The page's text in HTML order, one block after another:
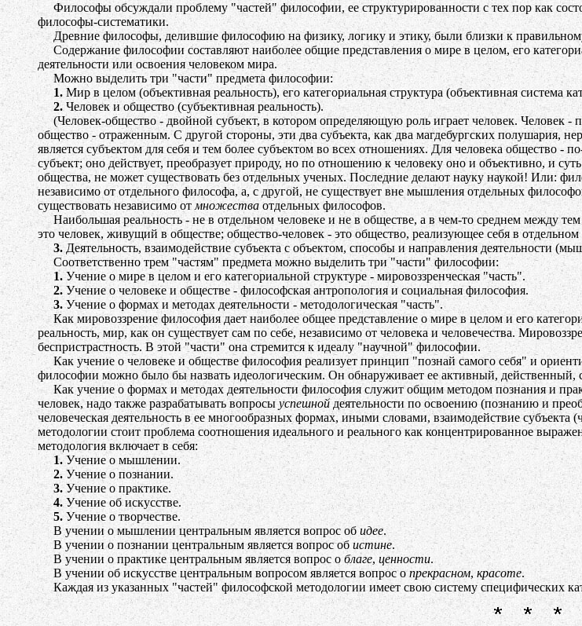
Философы обсуждали проблему "частей" философии, ее структурированности с тех пор как
философы-систематики.
Древние философы, делившие философию на физику, логику и этику, были близки к
Содержание философии составляют наиболее общие представления о мире в целом, его
деятельности или освоения человеком мира.
Можно выделить три "части" предмета философии:
1. Мир в целом (объективная реальность), его категориальная структура (объективная система
2. Человек и общество (субъективная реальность).
(Человек-общество - двойной субъект, в котором определяющую роль играет человек. Человек -
общество - отраженным. С другой стороны, эти два субъекта, как два магдебургских полушария,
является субъектом для себя и тем более субъектом во всех отношениях. Для человека общество
субъект; оно действует, преобразует природу, но по отношению к человеку оно и объективно, и
общества, не может существовать без отдельных ученых. Последние делают науку наукой! Или:
независимо от отдельного философа, а, с другой, не существует вне мышления отдельных
существовать независимо отмножества отдельных философов.
Наибольшая реальность - не в отдельном человеке и не в обществе, а в чем-то среднем между
это человек, живущий в обществе; общество-человек - это общество, реализующее себя в
3. Деятельность, взаимодействие субъекта с объектом, способы и направления деятельности
Соответственно трем "частям" предмета можно выделить три "части" философии:
1.Учение о мире в целом и его категориальной структуре - мировоззренческая "часть".
2. Учение о человеке и обществе - философская антропология и социальная философия.
3.Учение о формах и методах деятельности - методологическая "часть".
Как мировоззрение философия дает наиболее общее представление о мире в целом и его
реальность, мир, как он существует сам по себе, независимо от человека и человечества.
беспристрастность. В этой "части" она стремится к идеалу "научной" философии.
Как учение о человеке и обществе философия реализует принцип "познай самого себя" и
философии можно было бы назвать идеологическим. Он обнаруживает ее активный, действенный,
Как учение о формах и методах деятельности философия служит общим методом познания и
человек, надо также разрабатывать вопросыуспешнойдеятельности по освоению (познанию и
человеческая деятельность в ее многообразных формах, иными словами, взаимодействие
методологии стоит проблема соотношения идеального и реального как концентрированное
методология включает в себя:
1.Учение о мышлении.
2. Учение о познании.
3.Учение о практике.
4. Учение об искусстве.
5. Учение о творчестве.
В учении о мышлении центральным является вопрос об идее.
В учении о познании центральным является вопрос об истине.
В учении о практике центральным является вопрос о благе,ценности.
В учении об искусстве центральным вопросом является вопрос опрекрасном, красоте.
Каждая из указанных "частей" философской методологии имеет свою систему специфических